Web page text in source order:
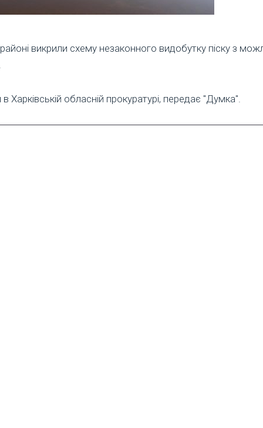
викрили схему незаконного видобутку піску з
Харківській обласній прокуратурі, передає "Думка".